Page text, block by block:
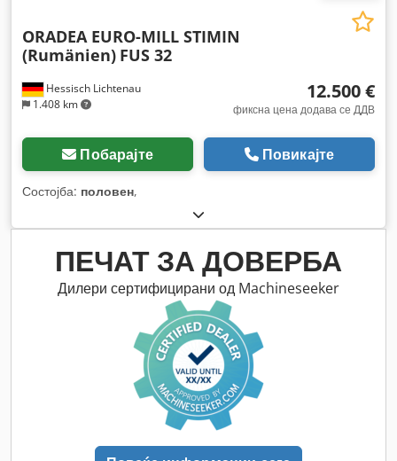
Hessisch Lichtenau
1.408 km
ORADEA EURO-MILL STIMIN
(Rumänien) FUS 32
12.500 €
фиксна цена додава се ДДВ
Побарајте Повикајте
Состојба: половен,
ПЕЧАТ ЗА ДОВЕРБА
Дилери сертифицирани од Machineseeker